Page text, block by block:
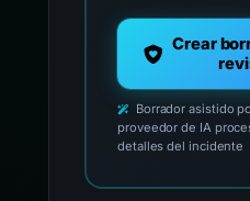
Crear
Borrador asistido
proveedor de IA
detalles del incidente